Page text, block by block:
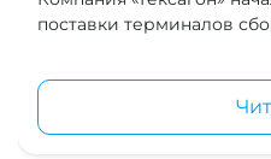
поставки терминалов